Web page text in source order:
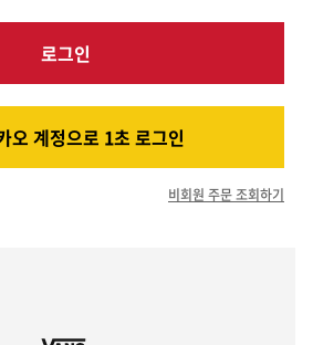
로그인
오 계정으로 1초 로그인
비회원 주문 조회하기